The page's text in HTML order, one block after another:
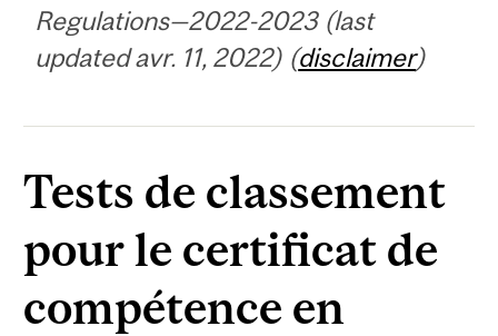
Regulations—2022-2023 (last
updated avr. 11, 2022) (disclaimer)
Tests de classement
pour le certificat de
compétence en